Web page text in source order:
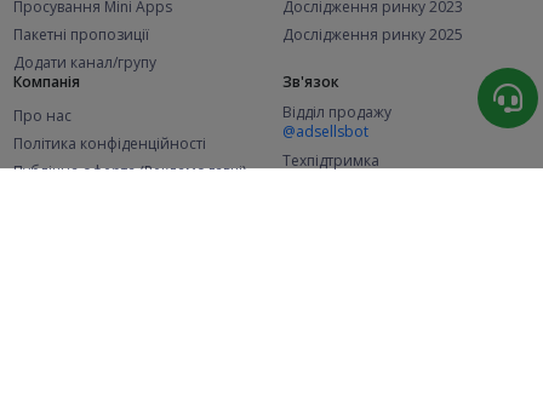
Просування Mini Apps
Пакетні пропозиції
Додати канал/групу
Дослідження ринку 2023
Дослідження ринку 2025
Компанія
Про нас
Політика конфіденційності
Публічна оферта (Рекламодавці)
Зв'язок
Відділ продажу
@adsellsbot
Техпідтримка